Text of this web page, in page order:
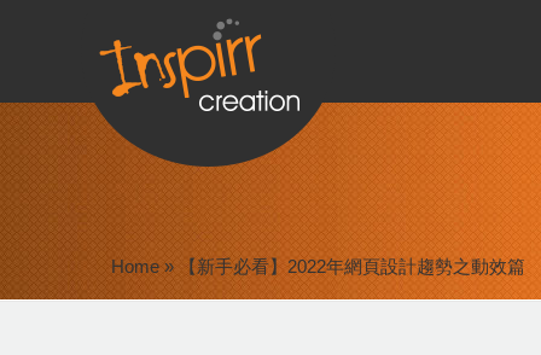
Home» 【新手必看】2022年網頁設計趨勢之動效篇